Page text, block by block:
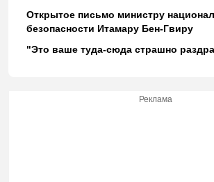
Открытое письмо министру
безопасности Итамару Бен-Гвиру
"Это ваше туда-сюда страшно
Реклама